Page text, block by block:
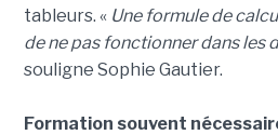
tableurs. « Une formule de
de ne pas fonctionner dans les
souligne Sophie Gautier.
Formation souvent